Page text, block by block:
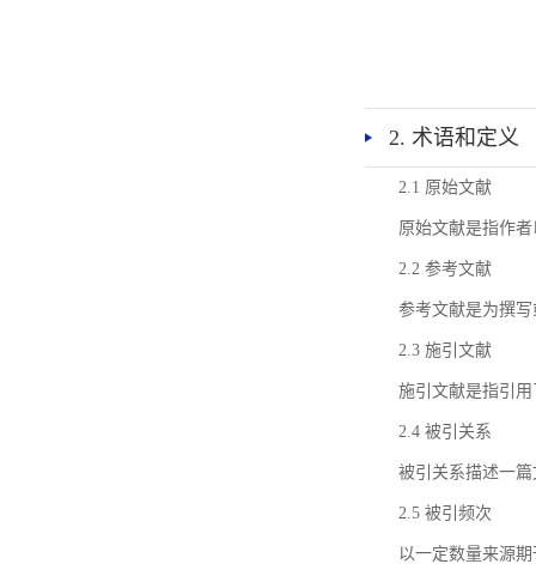
2. 术语和定义
2.1 原始文献
原始文献是指作
2.2 参考文献
参考文献是为撰
2.3 施引文献
施引文献是指引
2.4 被引关系
被引关系描述一
2.5 被引频次
以一定数量来源